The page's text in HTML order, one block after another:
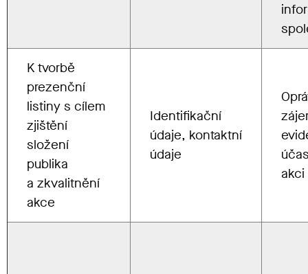
K tvorbě
prezenční
listiny s cílem
zjištění
složení
publika
a zkvalitnění
akce
Identifikační
údaje, kontaktní
údaje
akci